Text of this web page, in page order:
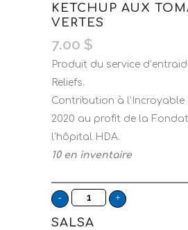
KETCHUP AUX
VERTES
7.00 $
Produit du service
Reliefs.
Contribution à l’Incroyable
2020 au profit de la
l’hôpital HDA.
10 en inventaire
SALSA